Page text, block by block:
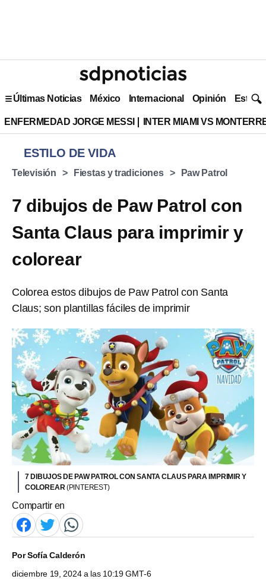
Últimas Noticias México Internacional Opinión Estilo
ENFERMEDAD JORGE MESSI INTER MIAMI VS
ESTILO DE VIDA
Televisión Fiestas y tradiciones Paw Patrol
7 dibujos de Paw Patrol con
Santa Claus para imprimir y
colorear
Colorea estos dibujos de Paw Patrol con Santa
Claus; son plantillas fáciles de imprimir
7 DIBUJOS DE PAW PATROL CON SANTA CLAUS PARA IMPRIMIR Y
COLOREAR(PINTEREST)
Compartir en
PorSofía Calderón
diciembre 19, 2024 a las 10:19 GMT-6